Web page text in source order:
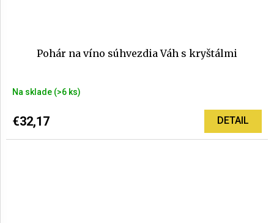
Pohár na víno súhvezdia Váh s kryštálmi
Na sklade (>6 ks)
€32,17 DETAIL